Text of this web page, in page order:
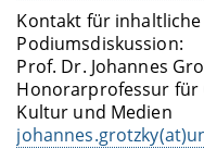
Kontakt für
Podiumsdiskussion:
Prof. Dr. Johannes
Honorarprofessur für
Kultur und Medien